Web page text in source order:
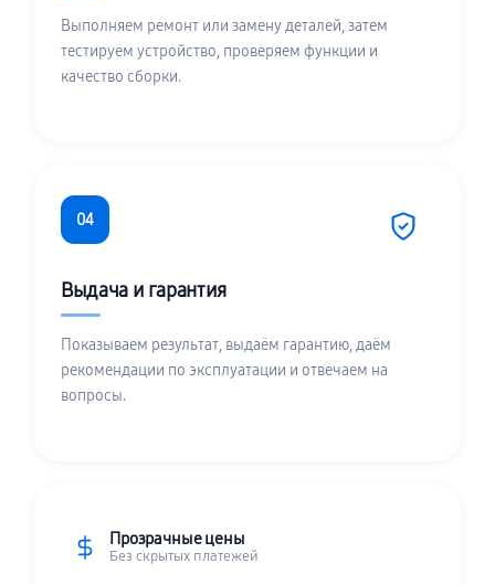
Выполняем ремонт или замену деталей, затем
тестируем устройство, проверяем функции и
качество сборки.
04
Выдача и гарантия
Показываем результат, выдаём гарантию, даём
рекомендации по эксплуатации и отвечаем на
вопросы.
Прозрачные цены
Без скрытых платежей